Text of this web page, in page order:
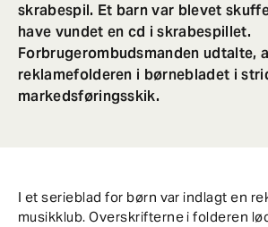
skrabespil. Et barn var blevet
have vundet en cd i skrabespillet.
Forbrugerombudsmanden udtalte,
reklamefolderen i børnebladet i
markedsføringsskik.
I et serieblad for børn var indlagt en
musikklub. Overskrifterne i folderen